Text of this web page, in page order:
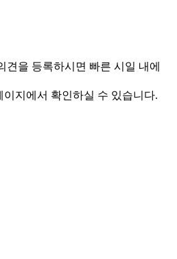
견을 등록하시면 빠른 시일 내에
지에서 확인하실 수 있습니다.